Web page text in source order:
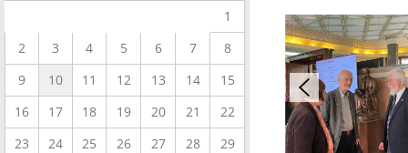
1
2
3 4 5 6 7
8
9
10 11 12 13 14
15
16
17 18 19 20 21
22
23
24 25 26 27 28
29